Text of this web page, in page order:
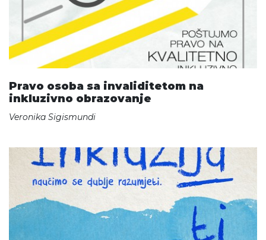
Pravo osoba sa invaliditetom na
inkluzivno obrazovanje
Veronika Sigismundi